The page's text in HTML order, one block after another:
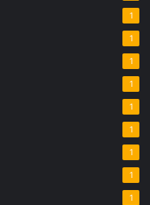
1
1
1
1
1
1
1
1
1